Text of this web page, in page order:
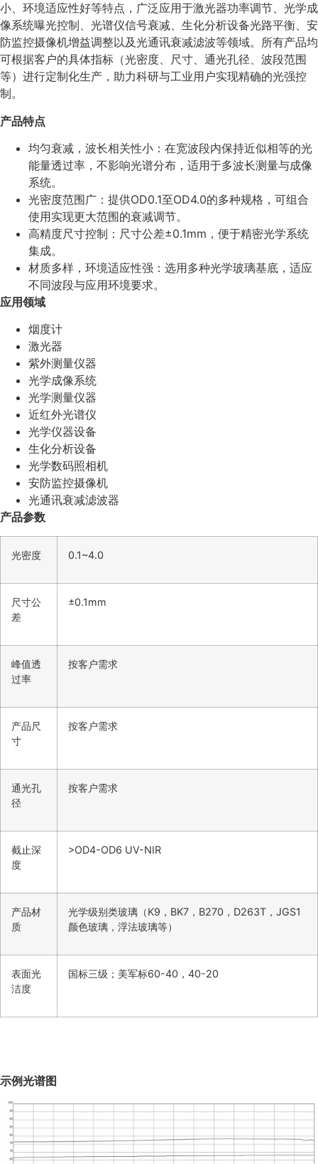
小、环境适应性好等特点，广泛应用于激光器功率调节、光学成
像系统曝光控制、光谱仪信号衰减、生化分析设备光路平衡、安
防监控摄像机增益调整以及光通讯衰减滤波等领域。所有产品均
可根据客户的具体指标（光密度、尺寸、通光孔径、波段范围
等）进行定制化生产，助力科研与工业用户实现精确的光强控
制。
产品特点
均匀衰减，波长相关性小：在宽波段内保持近似相等的光
能量透过率，不影响光谱分布，适用于多波长测量与成像
系统。
光密度范围广：提供OD0.1至OD4.0的多种规格，可组合
使用实现更大范围的衰减调节。
高精度尺寸控制：尺寸公差±0.1mm，便于精密光学系统
集成。
材质多样，环境适应性强：选用多种光学玻璃基底，适应
不同波段与应用环境要求。
应用领域
烟度计
激光器
紫外测量仪器
光学成像系统
光学测量仪器
近红外光谱仪
光学仪器设备
生化分析设备
光学数码照相机
安防监控摄像机
光通讯衰减滤波器
产品参数
光密度 0.1~4.0
尺寸公
差
±0.1mm
峰值透
过率
按客户需求
产品尺
寸
按客户需求
通光孔
径
按客户需求
截止深
度
>OD4-OD6 UV-NIR
产品材
质
光学级别类玻璃（K9，BK7，B270，D263T，JGS1
颜色玻璃，浮法玻璃等）
表面光
洁度
国标三级；美军标60-40，40-20
示例光谱图